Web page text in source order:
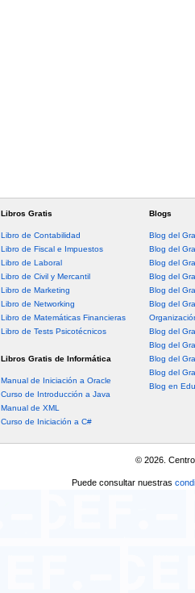
Libros Gratis
Libro de Contabilidad
Libro de Fiscal e Impuestos
Libro de Laboral
Libro de Civil y Mercantil
Libro de Marketing
Libro de Networking
Libro de Matemáticas Financieras
Libro de Tests Psicotécnicos
Libros Gratis de Informática
Manual de Iniciación a Oracle
Curso de Introducción a Java
Manual de XML
Curso de Iniciación a C#
Blogs
Blog del
Blog del
Blog del
Blog del
Blog del
Blog del
Blog del
Blog del
Blog del
Blog del
Blog en
© 2026.
Puede consultar nuestras